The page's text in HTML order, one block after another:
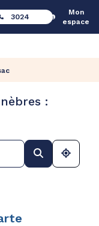
3024
Mon
espace
: